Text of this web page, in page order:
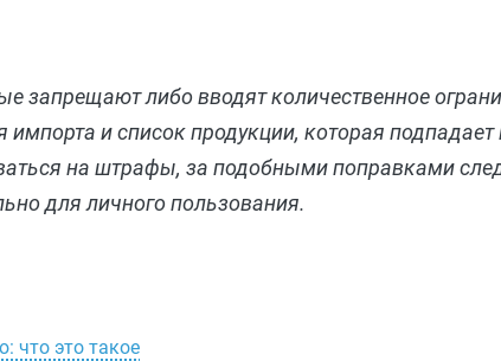
запрещают либо вводят количественное
и список продукции, которая подпадает
на штрафы, за подобными поправками
для личного пользования.
что это такое